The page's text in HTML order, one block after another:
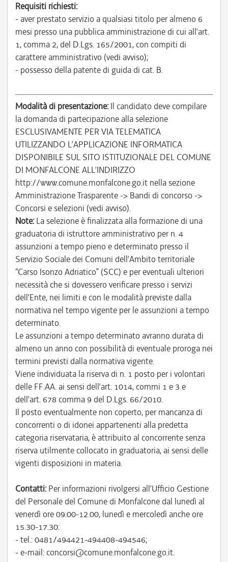
Requisiti richiesti:
- aver prestato servizio a qualsiasi titolo per almeno 6
mesi presso una pubblica amministrazione di cui all’art.
1, comma 2, del D.Lgs. 165/2001, con compiti di
carattere amministrativo (vedi avviso);
- possesso della patente di guida di cat. B.
Modalità di presentazione: Il candidato deve compilare
la domanda di partecipazione alla selezione
ESCLUSIVAMENTE PER VIA TELEMATICA
UTILIZZANDO L’APPLICAZIONE INFORMATICA
DISPONIBILE SUL SITO ISTITUZIONALE DEL COMUNE
DI MONFALCONE ALL’INDIRIZZO
http://www.comune.monfalcone.go.it nella sezione
Amministrazione Trasparente -> Bandi di concorso ->
Concorsi e selezioni (vedi avviso).
Note: La selezione è finalizzata alla formazione di una
graduatoria di istruttore amministrativo per n. 4
assunzioni a tempo pieno e determinato presso il
Servizio Sociale dei Comuni dell’Ambito territoriale
“Carso Isonzo Adriatico” (SCC) e per eventuali ulteriori
necessità che si dovessero verificare presso i servizi
dell’Ente, nei limiti e con le modalità previste dalla
normativa nel tempo vigente per le assunzioni a tempo
determinato.
Le assunzioni a tempo determinato avranno durata di
almeno un anno con possibilità di eventuale proroga nei
termini previsti dalla normativa vigente.
Viene individuata la riserva di n. 1 posto per i volontari
delle FF.AA. ai sensi dell’art. 1014, commi 1 e 3 e
dell’art. 678 comma 9 del D.Lgs. 66/2010.
Il posto eventualmente non coperto, per mancanza di
concorrenti o di idonei appartenenti alla predetta
categoria riservataria, è attribuito al concorrente senza
riserva utilmente collocato in graduatoria, ai sensi delle
vigenti disposizioni in materia.
Contatti: Per informazioni rivolgersi all’Ufficio Gestione
del Personale del Comune di Monfalcone dal lunedì al
venerdì ore 09.00-12.00, lunedì e mercoledì anche ore
15.30-17.30:
- tel.: 0481/494421-494408-494546;
- e-mail: concorsi@comune.monfalcone.go.it.